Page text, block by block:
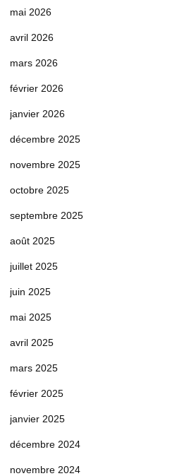
mai 2026
avril 2026
mars 2026
février 2026
janvier 2026
décembre 2025
novembre 2025
octobre 2025
septembre 2025
août 2025
juillet 2025
juin 2025
mai 2025
avril 2025
mars 2025
février 2025
janvier 2025
décembre 2024
novembre 2024